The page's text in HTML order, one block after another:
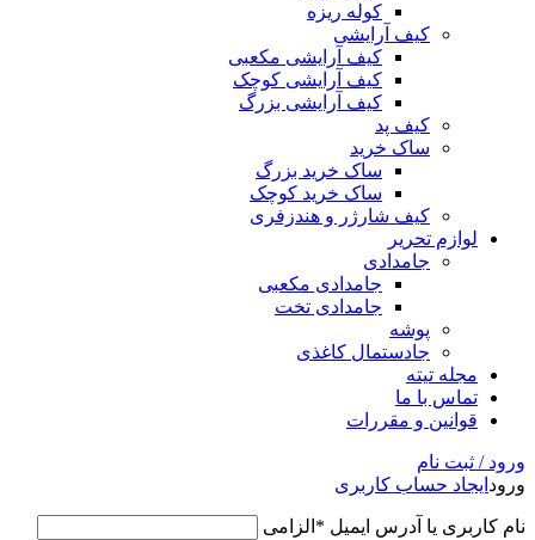
کوله ریزه
کیف آرایشی
کیف آرایشی مکعبی
کیف آرایشی کوچک
کیف آرایشی بزرگ
کیف پد
ساک خرید
ساک خرید بزرگ
ساک خرید کوچک
کیف شارژر و هندزفری
لوازم تحریر
جامدادی
جامدادی مکعبی
جامدادی تخت
پوشه
جادستمال کاغذی
مجله تیته
تماس با ما
قوانین و مقررات
ورود / ثبت نام
ورود ایجاد حساب کاربری
نام کاربری یا آدرس ایمیل * الزامی